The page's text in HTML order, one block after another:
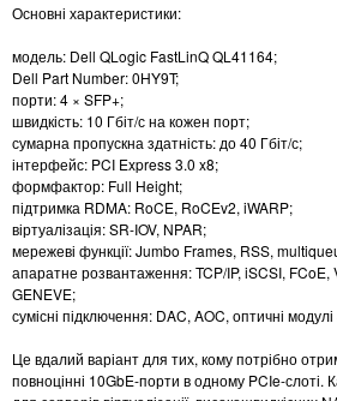
Основні характеристики:
модель: Dell QLogic FastLinQ QL41164;
Dell Part Number: 0HY9T;
порти: 4 × SFP+;
швидкість: 10 Гбіт/с на кожен порт;
сумарна пропускна здатність: до 40 Гбіт/с;
інтерфейс: PCI Express 3.0 x8;
формфактор: Full Height;
підтримка RDMA: RoCE, RoCEv2, iWARP;
віртуалізація: SR-IOV, NPAR;
мережеві функції: Jumbo Frames, RSS,
апаратне розвантаження: TCP/IP, iSCSI, FCoE,
GENEVE;
сумісні підключення: DAC, AOC, оптичні
Це вдалий варіант для тих, кому потрібно
повноцінні 10GbE-порти в одному PCIe-слоті.